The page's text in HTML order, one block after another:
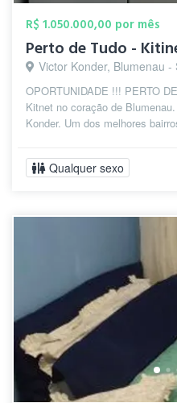
R$ 1.050.000,00 por mês
Perto de Tudo -
Victor Konder, Blumenau -
OPORTUNIDADE !!! PERTO
Kitnet no coração de
Konder. Um dos melhores
Qualquer sexo